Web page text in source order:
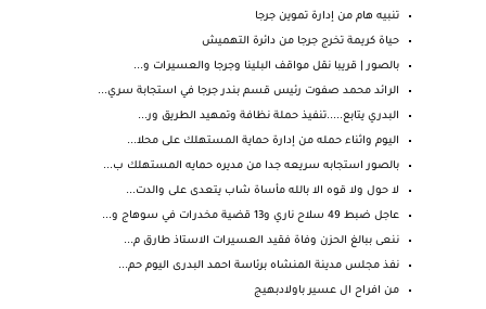
تنبيه هام من إدارة تموين جرجا
حياة كريمة تخرج جرجا من دائرة التهميش
بالصور | قريبا نقل مواقف البلينا وجرجا والعسيرات و...
الرائد محمد صفوت رئيس قسم بندر جرجا في استجابة سري...
البدري يتابع.....تنفيذ حملة نظافة وتمهيد الطريق ور...
اليوم واثناء حمله من إدارة حماية المستهلك على محلا...
بالصور استجابه سريعه جدا من مديره حمايه المستهلك ب...
لا حول ولا قوه الا بالله مأساة شاب يتعدى على والدت...
عاجل ضبط 49 سلاح ناري و13 قضية مخدرات في سوهاج و...
ننعى ببالغ الحزن وفاة فقيد العسيرات الاستاذ طارق م...
نفذ مجلس مدينة المنشاه برئاسة احمد البدرى اليوم حم...
من افراح ال عسير باولادبهيج